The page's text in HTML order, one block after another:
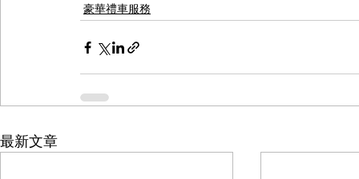
豪華禮車服務
最新文章